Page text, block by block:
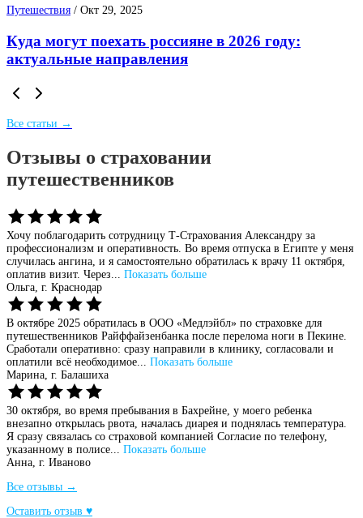
Путешествия / Окт 29, 2025
Куда могут поехать россияне в 2026 году:
актуальные направления
Все статьи →
Отзывы о страховании
путешественников
Хочу поблагодарить сотрудницу Т-Страхования Александру за
профессионализм и оперативность. Во время отпуска в Египте у меня
случилась ангина, и я самостоятельно обратилась к врачу 11 октября,
оплатив визит. Через... Показать больше
Ольга, г. Краснодар
В октябре 2025 обратилась в ООО «Медлэйбл» по страховке для
путешественников Райффайзенбанка после перелома ноги в Пекине.
Сработали оперативно: сразу направили в клинику, согласовали и
оплатили всё необходимое... Показать больше
Марина, г. Балашиха
30 октября, во время пребывания в Бахрейне, у моего ребенка
внезапно открылась рвота, началась диарея и поднялась температура.
Я сразу связалась со страховой компанией Согласие по телефону,
указанному в полисе... Показать больше
Анна, г. Иваново
Все отзывы →
Оставить отзыв ♥